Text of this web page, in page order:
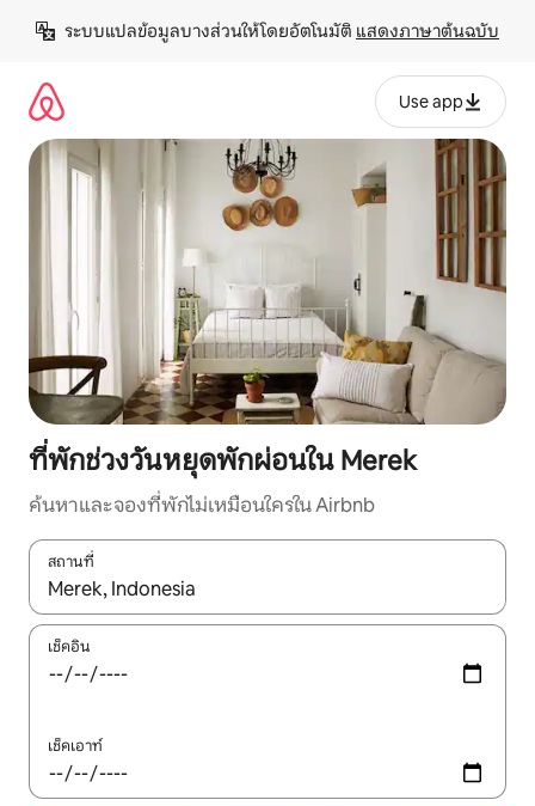
เนื้อหา
ระบบแปลข้อมูลบางส่วนให้โดยอัตโนมัติ แสดงภาษาต้นฉบับ
Use app
ที่พักช่วงวันหยุดพักผ่อนใน Merek
ค้นหาและจองที่พักไม่เหมือนใครใน Airbnb
สถานที่
ใช้ลูกศรขึ้นลง หรือใช้การสัมผัสหรือปัด เพื่อสำรวจผลการค้นหา
เช็คอิน
เช็คเอาท์